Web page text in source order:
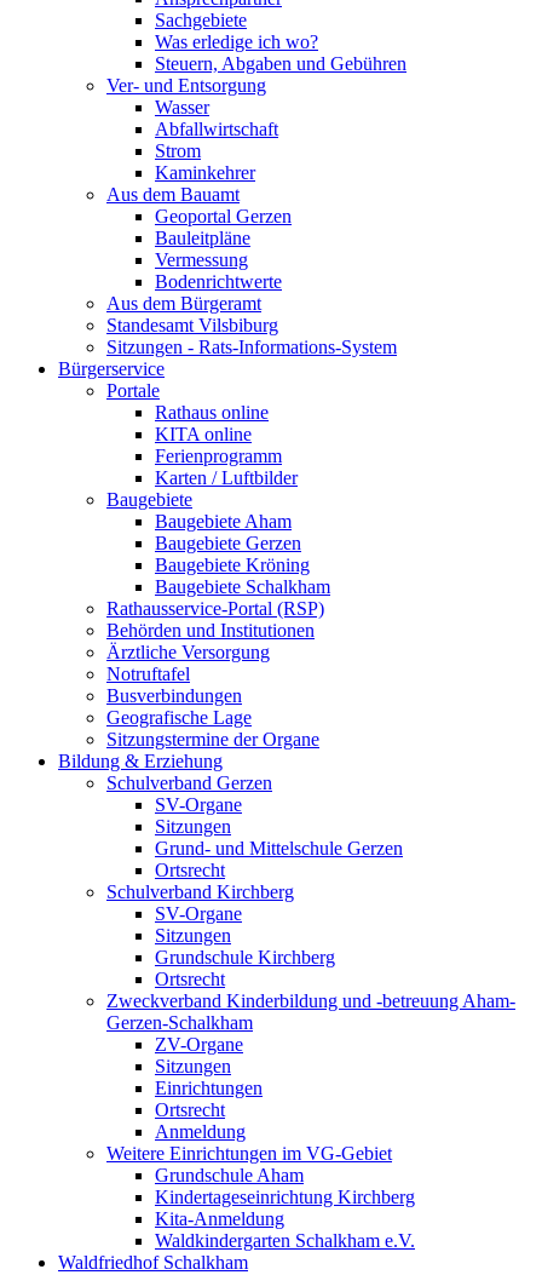
Sachgebiete
Was erledige ich wo?
Steuern, Abgaben und Gebühren
Ver- und Entsorgung
Wasser
Abfallwirtschaft
Strom
Kaminkehrer
Aus dem Bauamt
Geoportal Gerzen
Bauleitpläne
Vermessung
Bodenrichtwerte
Aus dem Bürgeramt
Standesamt Vilsbiburg
Sitzungen - Rats-Informations-System
Bürgerservice
Portale
Rathaus online
KITA online
Ferienprogramm
Karten / Luftbilder
Baugebiete
Baugebiete Aham
Baugebiete Gerzen
Baugebiete Kröning
Baugebiete Schalkham
Rathausservice-Portal (RSP)
Behörden und Institutionen
Ärztliche Versorgung
Notruftafel
Busverbindungen
Geografische Lage
Sitzungstermine der Organe
Bildung & Erziehung
Schulverband Gerzen
SV-Organe
Sitzungen
Grund- und Mittelschule Gerzen
Ortsrecht
Schulverband Kirchberg
SV-Organe
Sitzungen
Grundschule Kirchberg
Ortsrecht
Zweckverband Kinderbildung und -betreuung Aham-
Gerzen-Schalkham
ZV-Organe
Sitzungen
Einrichtungen
Ortsrecht
Anmeldung
Weitere Einrichtungen im VG-Gebiet
Grundschule Aham
Kindertageseinrichtung Kirchberg
Kita-Anmeldung
Waldkindergarten Schalkham e.V.
Waldfriedhof Schalkham